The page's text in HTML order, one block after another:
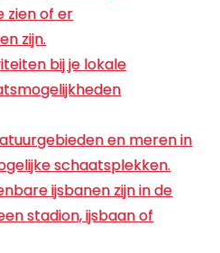
zien of er
zijn.
bij je lokale
en meren in
schaatsplekken.
ijsbanen zijn in de
stadion, ijsbaan of